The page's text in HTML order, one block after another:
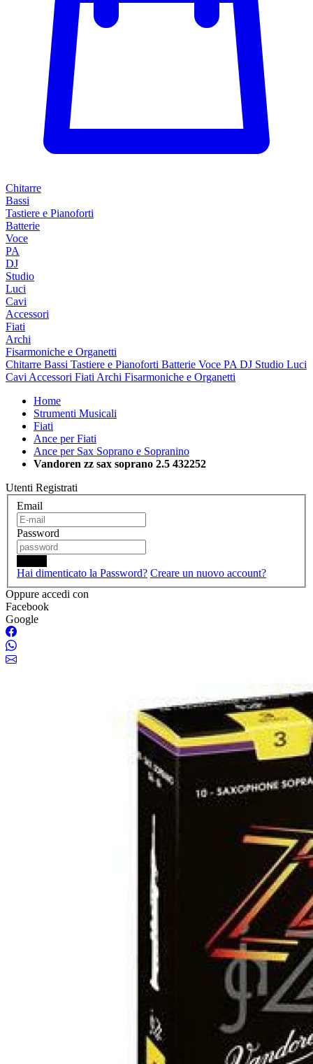
Chitarre
Bassi
Tastiere e Pianoforti
Batterie
Voce
PA
DJ
Studio
Luci
Cavi
Accessori
Fiati
Archi
Fisarmoniche e Organetti
Chitarre Bassi Tastiere e Pianoforti Batterie Voce PA DJ Studio Luci
Cavi Accessori Fiati Archi Fisarmoniche e Organetti
Home
Strumenti Musicali
Fiati
Ance per Fiati
Ance per Sax Soprano e Sopranino
Vandoren zz sax soprano 2.5 432252
Utenti Registrati
Email
Password
Hai dimenticato la Password? Creare un nuovo account?
Oppure accedi con
Facebook
Google